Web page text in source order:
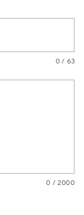
0 / 63
0 / 2000